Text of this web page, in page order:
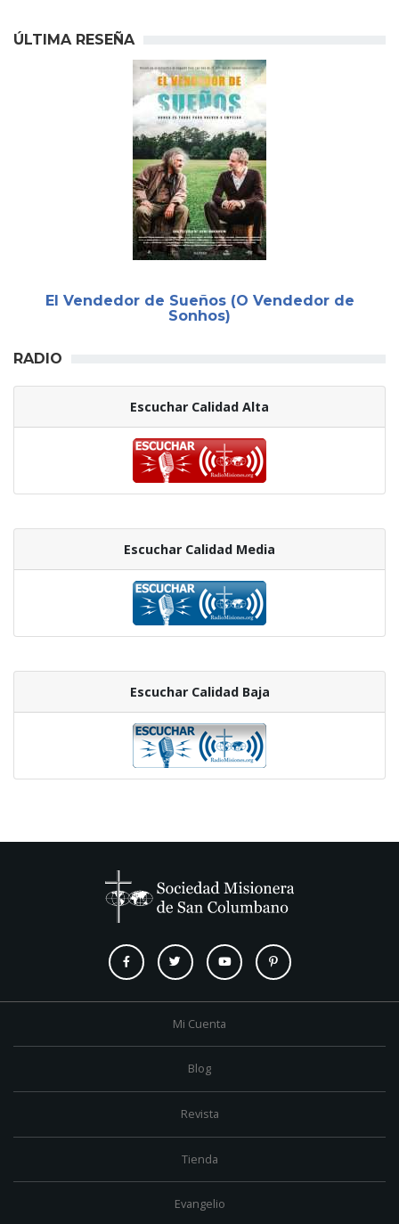
ÚLTIMA RESEÑA
El Vendedor de Sueños (O Vendedor de
Sonhos)
RADIO
Escuchar Calidad Alta
Escuchar Calidad Media
Escuchar Calidad Baja
Mi Cuenta
Blog
Revista
Tienda
Evangelio